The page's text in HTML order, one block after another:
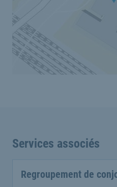
Services associés
Regroupement de